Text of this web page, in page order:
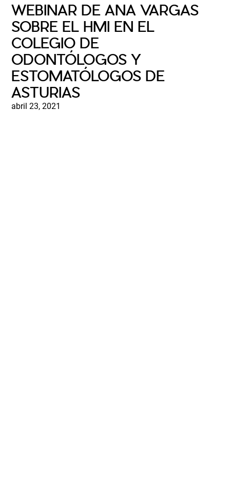
WEBINAR DE ANA VARGAS
SOBRE EL HMI EN EL
COLEGIO DE
ODONTÓLOGOS Y
ESTOMATÓLOGOS DE
ASTURIAS
abril 23, 2021